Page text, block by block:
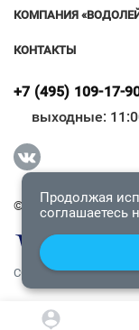
КОМПАНИЯ
КОНТАКТЫ
+7 (495) 109-17-
выходные:
© 2009-2026
СОГЛАШЕНИЕ О
Всё
Продолжая
соглашаетесь